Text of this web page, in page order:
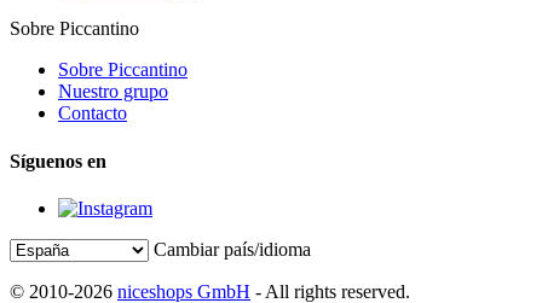
Sobre Piccantino
Sobre Piccantino
Nuestro grupo
Contacto
Síguenos en
Cambiar país/idioma
© 2010-2026 niceshops GmbH - All rights reserved.